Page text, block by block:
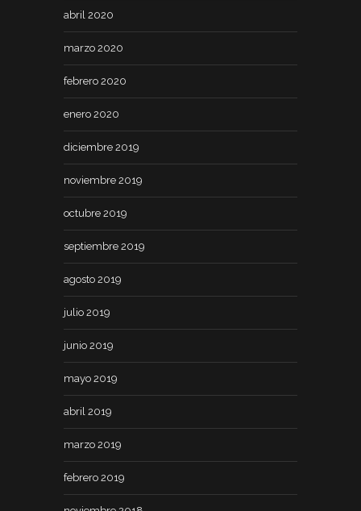
abril 2020
marzo 2020
febrero 2020
enero 2020
diciembre 2019
noviembre 2019
octubre 2019
septiembre 2019
agosto 2019
julio 2019
junio 2019
mayo 2019
abril 2019
marzo 2019
febrero 2019